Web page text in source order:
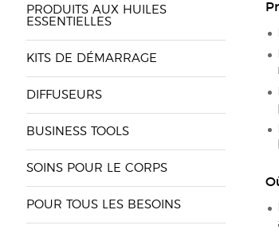
PRODUITS AUX HUILES
ESSENTIELLES
KITS DE DÉMARRAGE
DIFFUSEURS
BUSINESS TOOLS
SOINS POUR LE CORPS
POUR TOUS LES BESOINS